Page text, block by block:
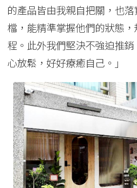
的產品皆由我親自把關，也
檔，能精準掌握他們的狀態
程。此外我們堅決不強迫推
心放鬆，好好療癒自己。」